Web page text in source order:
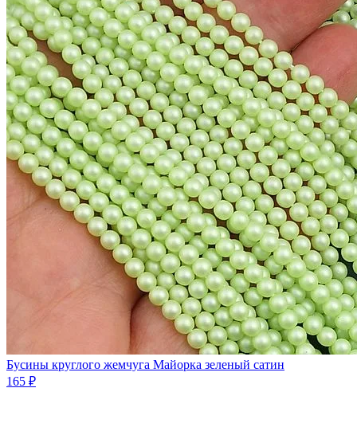
Бусины круглого жемчуга Майорка зеленый сатин
165 ₽